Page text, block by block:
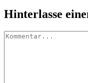
Hinterlasse
Kommentar